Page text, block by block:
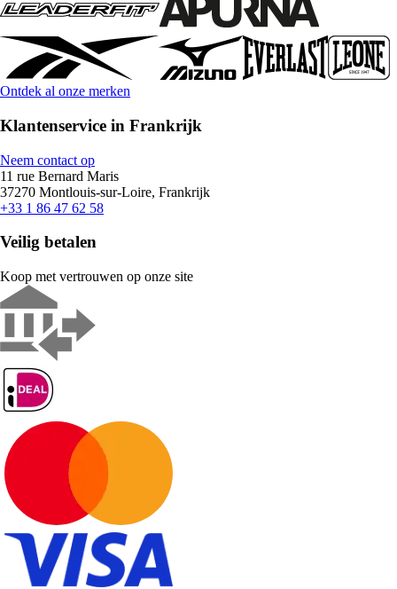
Ontdek al onze merken
Klantenservice in Frankrijk
Neem contact op
11 rue Bernard Maris
37270 Montlouis-sur-Loire, Frankrijk
+33 1 86 47 62 58
Veilig betalen
Koop met vertrouwen op onze site